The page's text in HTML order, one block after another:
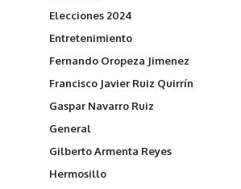
Elecciones 2024
Entretenimiento
Fernando Oropeza Jimenez
Francisco Javier Ruiz Quirrín
Gaspar Navarro Ruiz
General
Gilberto Armenta Reyes
Hermosillo